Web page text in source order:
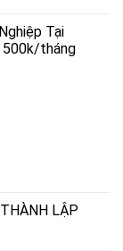
Tại
500k/tháng
LẬP